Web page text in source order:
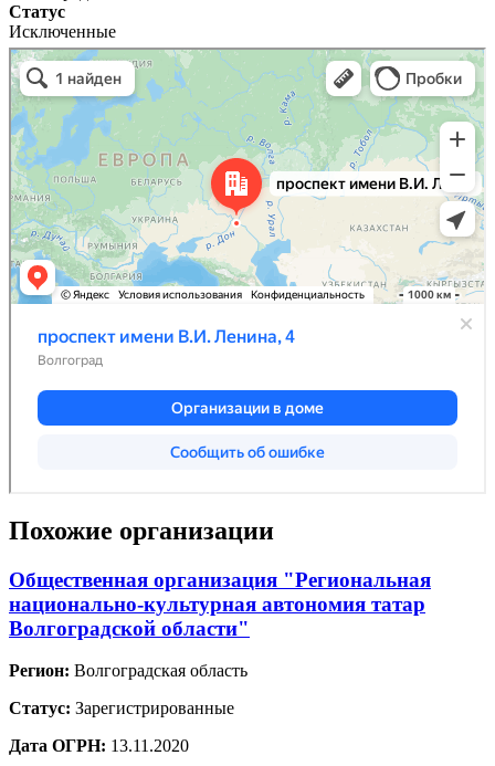
Статус
Исключенные
Похожие организации
Общественная организация "Региональная
национально-культурная автономия татар
Волгоградской области"
Регион: Волгоградская область
Статус: Зарегистрированные
Дата ОГРН: 13.11.2020